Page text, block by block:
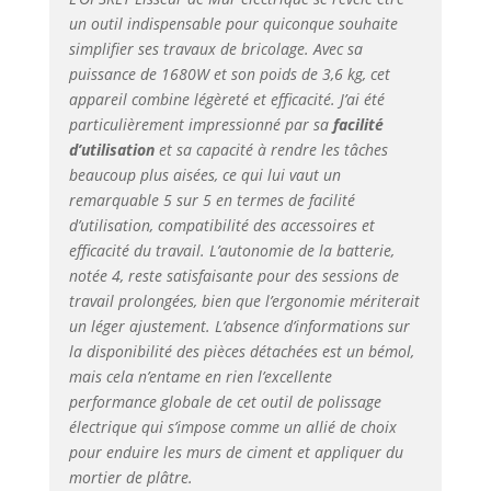
super puissance. 【1-6
vitesses】 La vitesse
(80-200 tr/min) peut
être ajustée librement
de la 1ère à la 6ème
vitesse selon les
différents murs
industriels et miniers.
Poignée réglable à
120°, efficace et
rapide. 【Différents
patins pour
différentes surfaces
murales】 - Différents
patins peuvent être
sélectionnés pour
traiter différents murs,
tels que des patins
durs en plastique pour
le sable grossier, le
un outil indispensable pour quiconque souhaite
simplifier ses travaux de bricolage. Avec sa
puissance de 1680W et son poids de 3,6 kg, cet
appareil combine légèreté et efficacité. J’ai été
particulièrement impressionné par sa facilité
d’utilisationet sa capacité à rendre les tâches
beaucoup plus aisées, ce qui lui vaut un
remarquable 5 sur 5 en termes de facilité
d’utilisation, compatibilité des accessoires et
efficacité du travail. L’autonomie de la batterie,
notée 4, reste satisfaisante pour des sessions de
travail prolongées, bien que l’ergonomie mériterait
un léger ajustement. L’absence d’informations sur
la disponibilité des pièces détachées est un bémol,
mais cela n’entame en rien l’excellente
performance globale de cet outil de polissage
électrique qui s’impose comme un allié de choix
pour enduire les murs de ciment et appliquer du
mortier de plâtre.